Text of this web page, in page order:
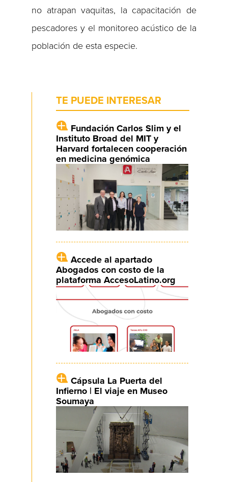
no atrapan vaquitas, la capacitación de
pescadores y el monitoreo acústico de la
población de esta especie.
TE PUEDE INTERESAR
Fundación Carlos Slim y el
Instituto Broad del MIT y
Harvard fortalecen cooperación
en medicina genómica
Accede al apartado
Abogados con costo de la
plataforma AccesoLatino.org
Cápsula La Puerta del
Infierno | El viaje en Museo
Soumaya